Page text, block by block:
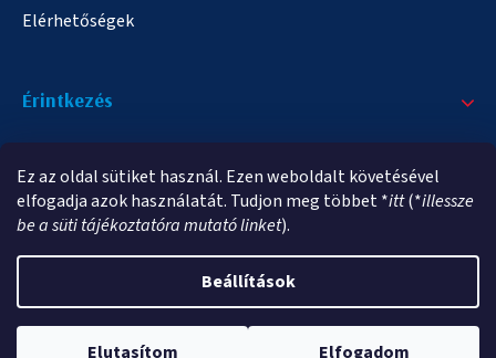
Ez az oldal sütiket használ. Ezen weboldalt követésével
elfogadja azok használatát. Tudjon meg többet *itt(*illessze
be a süti tájékoztatóra mutató linket).
Beállítások
Elutasítom Elfogadom
Elérhetőségek
Érintkezés
info@elampa.hu
elampa.hu. Minden jog fenntartva.